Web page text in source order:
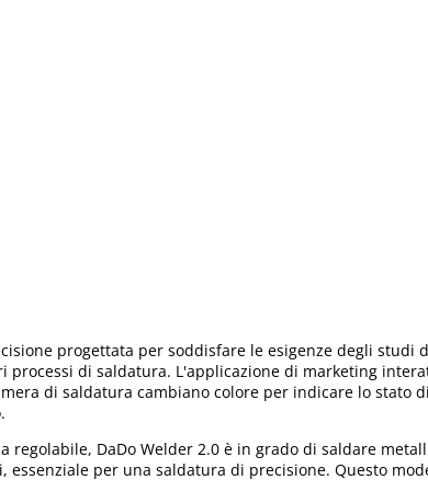
progettata per soddisfare le esigenze degli
di saldatura. L'applicazione di marketing
di saldatura cambiano colore per indicare lo
regolabile, DaDo Welder 2.0 è in grado di saldare
per una saldatura di precisione. Questo